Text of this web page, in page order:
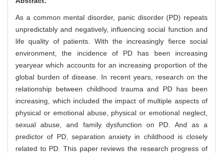
As a common mental disorder, panic disorder (PD) repeats
unpredictably and negatively, influencing social function and
life quality of patients. With the increasingly fierce social
environment, the incidence of PD has been increasing
yearyear which accounts for an increasing proportion of the
global burden of disease. In recent years, research on the
relationship between childhood trauma and PD has been
increasing, which included the impact of multiple aspects of
physical or emotional abuse, physical or emotional neglect,
sexual abuse, and family dysfunction on PD. And as a
predictor of PD, separation anxiety in childhood is closely
related to PD. This paper reviews the research progress of